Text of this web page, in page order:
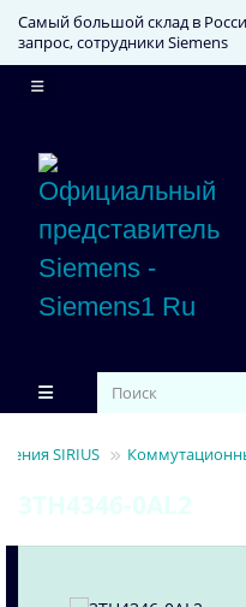
Самый большой склад в
запрос, сотрудники Siemens
SIRIUS
3TH4346-0AL2